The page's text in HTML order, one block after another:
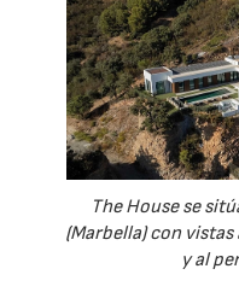
The House se
(Marbella) con
y al